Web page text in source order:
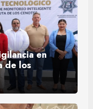
en
de los